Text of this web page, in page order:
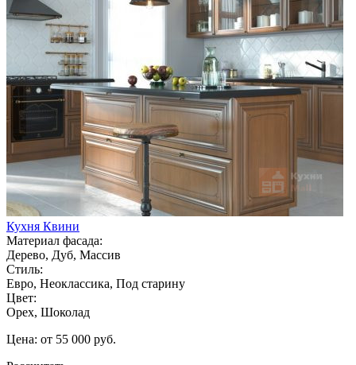
Кухня Квини
Материал фасада:
Дерево, Дуб, Массив
Стиль:
Евро, Неоклассика, Под старину
Цвет:
Орех, Шоколад
Цена: от 55 000 руб.